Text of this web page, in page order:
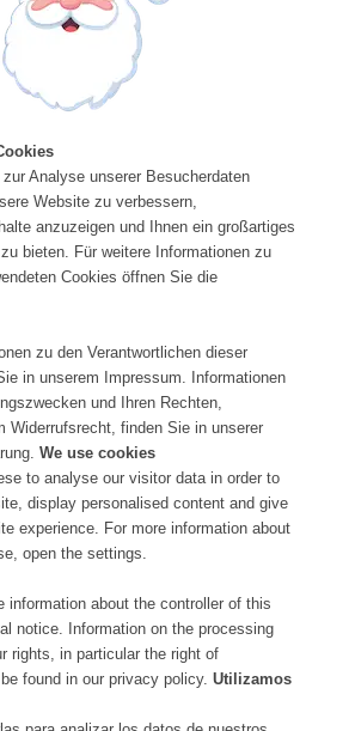
Analyse unserer Besucherdaten
Website zu verbessern,
anzuzeigen und Ihnen ein großartiges
bieten. Für weitere Informationen zu
Cookies öffnen Sie die
zu den Verantwortlichen dieser
in unserem Impressum. Informationen
und Ihren Rechten,
Widerrufsrecht, finden Sie in unserer
We use cookies
to analyse our visitor data in order to
display personalised content and give
experience. For more information about
open the settings.
information about the controller of this
notice. Information on the processing
rights, in particular the right of
found in our privacy policy. Utilizamos